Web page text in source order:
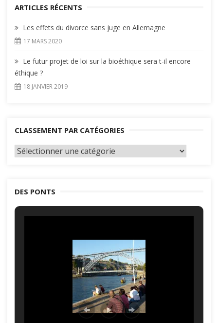
ARTICLES RÉCENTS
Les effets du divorce sans juge en Allemagne
17 MARS 2020
Le futur projet de loi sur la bioéthique sera t-il encore
éthique ?
18 JANVIER 2019
CLASSEMENT PAR CATÉGORIES
Classement
DES PONTS